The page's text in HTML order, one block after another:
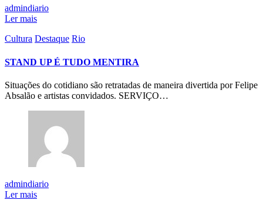
admindiario
Ler mais
Cultura Destaque Rio
STAND UP É TUDO MENTIRA
Situações do cotidiano são retratadas de maneira divertida por Felipe
Absalão e artistas convidados. SERVIÇO…
admindiario
Ler mais